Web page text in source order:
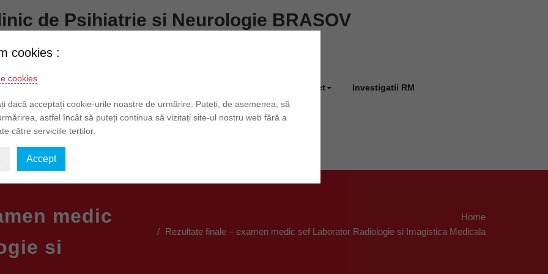
de Psihiatrie si Neurologie BRASOV
nr. 7 – 9 Telefon: 0268 511 481
Contact Investigatii RM
cu Caracter Personal
medic
si
Home
Rezultate finale – examen medic sef Laborator Radiologie si Imagistica Medicala
cookies :
cookies
dacă acceptați cookie-urile noastre de urmărire. Puteți, de asemenea, să
astfel încât să puteți continua să vizitați site-ul nostru web fără a
către serviciile terților.
Accept